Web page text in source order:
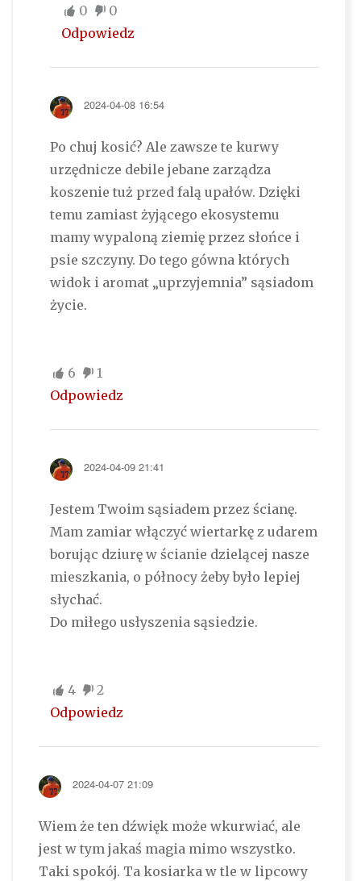
0
0
Odpowiedz
2024-04-08 16:54
Po chuj kosić? Ale zawsze te kurwy
urzędnicze debile jebane zarządza
koszenie tuż przed falą upałów. Dzięki
temu zamiast żyjącego ekosystemu
mamy wypaloną ziemię przez słońce i
psie szczyny. Do tego gówna których
widok i aromat „uprzyjemnia” sąsiadom
życie.
6
1
Odpowiedz
2024-04-09 21:41
Jestem Twoim sąsiadem przez ścianę.
Mam zamiar włączyć wiertarkę z udarem
borując dziurę w ścianie dzielącej nasze
mieszkania, o północy żeby było lepiej
słychać.
Do miłego usłyszenia sąsiedzie.
4
2
Odpowiedz
2024-04-07 21:09
Wiem że ten dźwięk może wkurwiać, ale
jest w tym jakaś magia mimo wszystko.
Taki spokój. Ta kosiarka w tle w lipcowy